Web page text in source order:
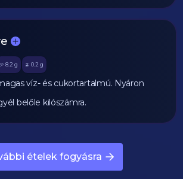
🥔 8.2 g 🫒 0.2 g
víz- és cukortartalmú. Nyáron
belőle kilószámra.
ételek fogyásra